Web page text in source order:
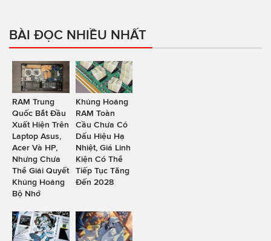
BÀI ĐỌC NHIỀU NHẤT
RAM Trung
Quốc Bắt Đầu
Xuất Hiện Trên
Laptop Asus,
Acer Và HP,
Nhưng Chưa
Thể Giải Quyết
Khủng Hoảng
Bộ Nhớ
Khủng Hoảng
RAM Toàn
Cầu Chưa Có
Dấu Hiệu Hạ
Nhiệt, Giá Linh
Kiện Có Thể
Tiếp Tục Tăng
Đến 2028